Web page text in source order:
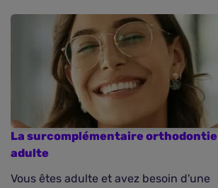
La surcomplémentaire orthodontie
adulte
Vous êtes adulte et avez besoin d'une